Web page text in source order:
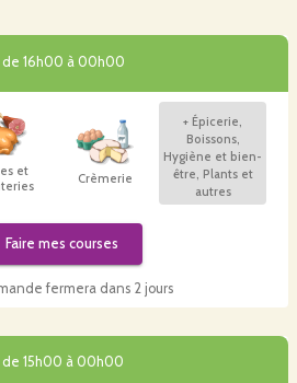
de 16h00 à 00h00
et
Crèmerie
+ Épicerie,
Boissons,
Hygiène et bien-
être, Plants et
autres
Faire mes courses
fermera dans 2 jours
de 15h00 à 00h00